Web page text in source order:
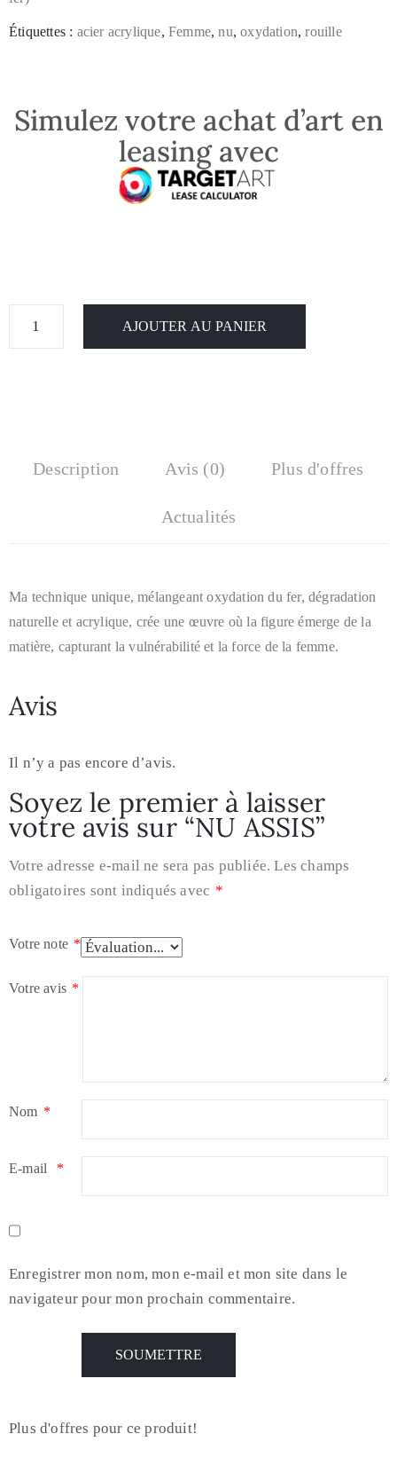
Étiquettes : acier acrylique,Femme,nu,oxydation,rouille
Simulez votre achat d’art en
leasing avec
AJOUTER AU PANIER
Description Avis (0) Plus d'offres
Actualités
Ma technique unique, mélangeant oxydation du fer, dégradation
naturelle et acrylique, crée une œuvre où la figure émerge de la
matière, capturant la vulnérabilité et la force de la femme.
Avis
Il n’y a pas encore d’avis.
Soyez le premier à laisser
votre avis sur “NU ASSIS”
Votre adresse e-mail ne sera pas publiée. Les champs
obligatoires sont indiqués avec *
Votre note *
Votre avis *
Nom *
E-mail *
Enregistrer mon nom, mon e-mail et mon site dans le
navigateur pour mon prochain commentaire.
Plus d'offres pour ce produit!